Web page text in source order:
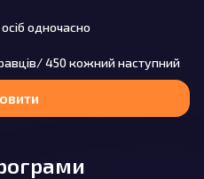
осіб одночасно
450 кожний наступний